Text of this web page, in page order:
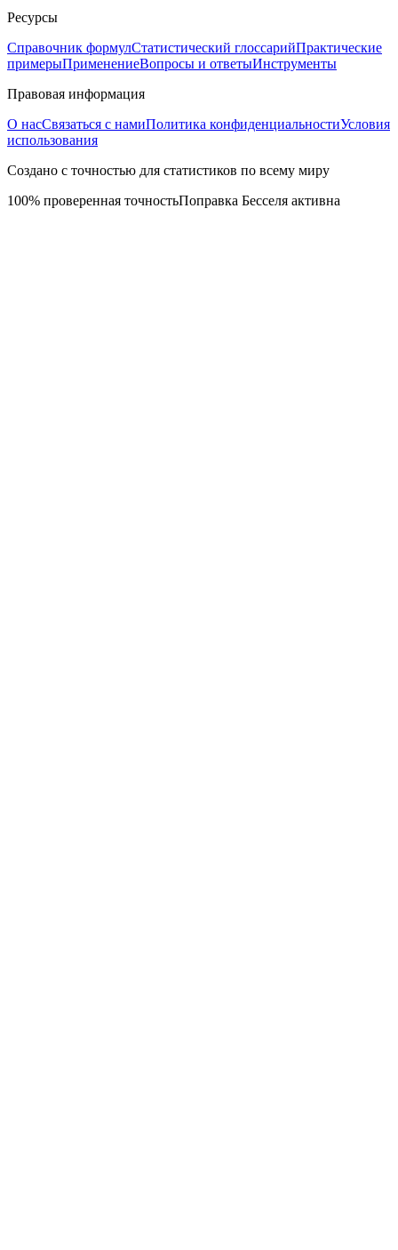
Ресурсы
Справочник формулСтатистический глоссарийПрактические
примерыПрименениеВопросы и ответыИнструменты
Правовая информация
О насСвязаться с намиПолитика конфиденциальностиУсловия
использования
Создано с точностью для статистиков по всему миру
100% проверенная точностьПоправка Бесселя активна